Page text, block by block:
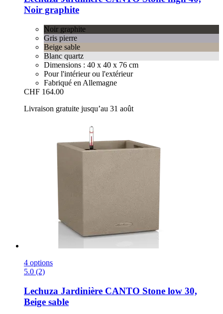
Noir graphite
Noir graphite
Gris pierre
Beige sable
Blanc quartz
Dimensions : 40 x 40 x 76 cm
Pour l'intérieur ou l'extérieur
Fabriqué en Allemagne
CHF 164.00
Livraison gratuite jusqu’au 31 août
4 options
5.0 (2)
Lechuza Jardinière CANTO Stone low 30,
Beige sable